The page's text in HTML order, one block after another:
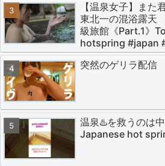
【温泉女子】また
東北一の混浴露天
級旅館《Part.1》
hotspring
突然のゲリラ配信
温泉♨️を救うのは
Japanese hot